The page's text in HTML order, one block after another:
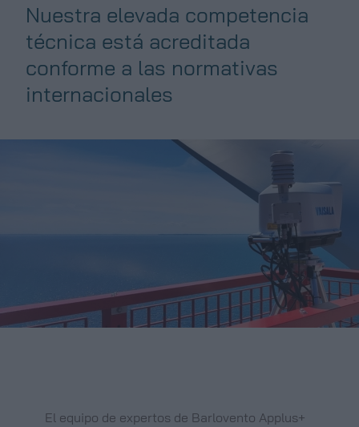
Nuestra elevada competencia
técnica está acreditada
conforme a las normativas
internacionales
El equipo de expertos de Barlovento Applus+